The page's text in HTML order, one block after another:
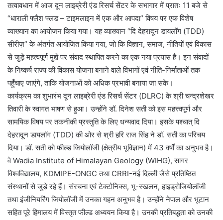
तत्वावधान में आज दून लाइब्रेरी एंड रिसर्च सेंटर के सभागार में प्रातः 11 बजे से
“धाराली फ्लैश फ्लड – टाइमलाइन में एक और आपदा” विषय पर एक विशेष
व्याख्यान का आयोजन किया गया। यह व्याख्यान “दि देहरादून डायलॉग (TDD)
सीरीज़” के अंतर्गत आयोजित किया गया, जो कि विज्ञान, समाज, नीतियों एवं विकास
से जुड़े महत्वपूर्ण मुद्दों पर संवाद स्थापित करने का एक नया प्रयास है। इन संवादों
के निष्कर्ष राज्य की विकास योजना बनाने वाले विभागों एवं नीति-निर्माताओं तक
पहुँचाए जाएंगे, ताकि योजनाओं को अधिक प्रभावी बनाया जा सके।
कार्यक्रम का शुभारंभ दून लाइब्रेरी एंड रिसर्च सेंटर (DLRC) के श्री चन्द्रशेखर
तिवारी के स्वागत भाषण से हुआ। उन्होंने डॉ. दिनेश सती को इस महत्त्वपूर्ण और
सामयिक विषय पर तकनीकी प्रस्तुति के लिए धन्यवाद दिया। इसके पश्चात् दि
देहरादून डायलॉग (TDD) की ओर से श्री हरि राज सिंह ने डॉ. सती का परिचय
दिया। डॉ. सती को फील्ड जियोलॉजी (क्षेत्रीय भूविज्ञान) में 43 वर्षों का अनुभव है।
वे Wadia Institute of Himalayan Geology (WIHG), सागर
विश्वविद्यालय, KDMIPE-ONGC तथा CRRI-नई दिल्ली जैसे प्रतिष्ठित
संस्थानों से जुड़े रहे हैं। संरचना एवं टेक्टोनिक्स, भू-स्खलन, हाइड्रोजियोलॉजी
तथा इंजीनियरिंग जियोलॉजी में उनका गहन अनुभव है। उन्होंने नेपाल और भूटान
सहित पूरे हिमालय में विस्तृत फील्ड अध्ययन किया है। उनकी प्रतिबद्धता को उनकी